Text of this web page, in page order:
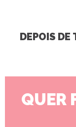
DEPOIS DE
QUER